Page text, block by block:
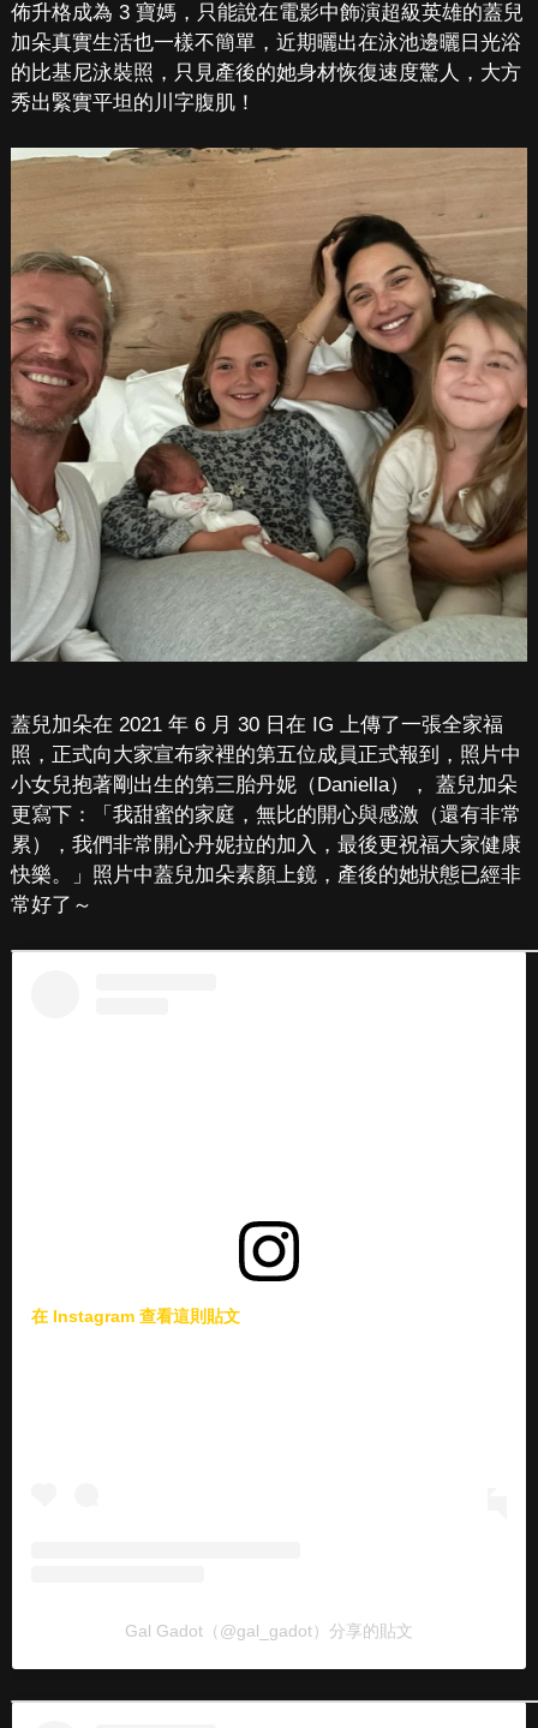
佈升格成為 3 寶媽，只能說在電影中飾演超級英雄的蓋兒
加朵真實生活也一樣不簡單，近期曬出在泳池邊曬日光浴
的比基尼泳裝照，只見產後的她身材恢復速度驚人，大方
秀出緊實平坦的川字腹肌！
蓋兒加朵在 2021 年 6 月 30 日在 IG 上傳了一張全家福
照，正式向大家宣布家裡的第五位成員正式報到，照片中
小女兒抱著剛出生的第三胎丹妮（Daniella）， 蓋兒加朵
更寫下：「我甜蜜的家庭，無比的開心與感激（還有非常
累），我們非常開心丹妮拉的加入，最後更祝福大家健康
快樂。」照片中蓋兒加朵素顏上鏡，產後的她狀態已經非
常好了～
在 Instagram 查看這則貼文
Gal Gadot（@gal_gadot）分享的貼文